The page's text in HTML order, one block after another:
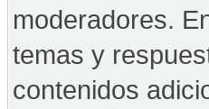
moderadores.
temas y
contenidos